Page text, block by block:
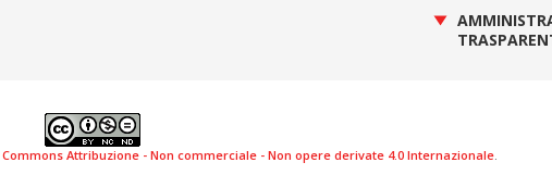
Commons Attribuzione - Non commerciale - Non opere derivate 4.0 Internazionale.